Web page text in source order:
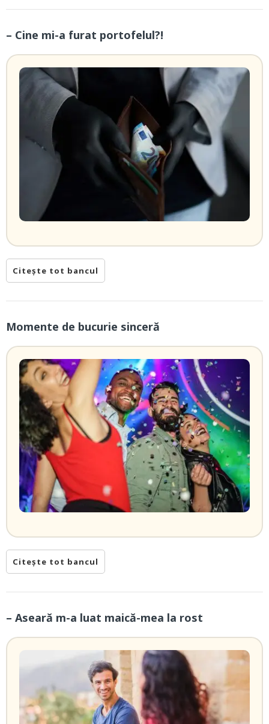
– Cine mi-a furat portofelul?!
Citește tot bancul
Momente de bucurie sinceră
Citește tot bancul
– Aseară m-a luat maică-mea la rost